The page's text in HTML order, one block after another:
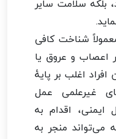
بلکه سلامت سایر
شناخت کافی
اعصاب و عروق یا
افراد اغلب بر پایهٔ
غیرعلمی عمل
اقدام به
می‌تواند منجر به